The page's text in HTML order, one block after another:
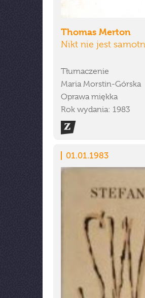
Thomas Merton
Nikt nie jest
Tłumaczenie
Maria Morstin-Górska
Oprawa miękka
Rok wydania: 1983
01.01.1983